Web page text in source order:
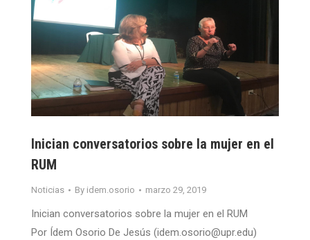
Inician conversatorios sobre la mujer en el
RUM
Noticias By idem.osorio marzo 29, 2019
Inician conversatorios sobre la mujer en el RUM
Por Ídem Osorio De Jesús (idem.osorio@upr.edu)